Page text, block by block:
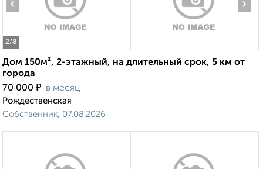
2/8
‹ ›
Дом 150м², 2-этажный, на длительный срок, 5 км от
города
70 000 ₽ в месяц
Рождественская
Собственник, 07.08.2026